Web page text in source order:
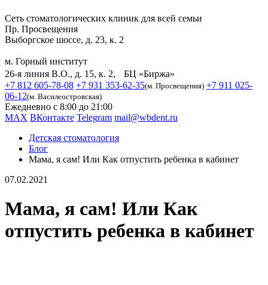
Сеть стоматологических клиник для всей семьи
Пр. Просвещения
Выборгское шоссе, д. 23, к. 2
м. Горный институт
26-я линия В.О., д. 15, к. 2, БЦ «Биржа»
+7 812 605-78-08 +7 931 353-62-35(м. Просвещения) +7 911 025-
06-12(м. Василеостровская)
Ежедневно с 8:00 до 21:00
MAX ВКонтакте Telegram mail@wbdent.ru
Детская стоматология
Блог
Мама, я сам! Или Как отпустить ребенка в кабинет
07.02.2021
Мама, я сам! Или Как
отпустить ребенка в кабинет